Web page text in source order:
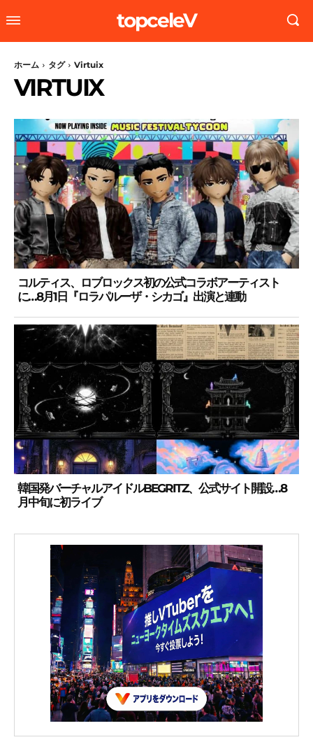
topceleV
ホーム タグ Virtuix
VIRTUIX
コルティス、ロブロックス初の公式コラボアーティスト
に…8月1日『ロラパルーザ・シカゴ』出演と連動
韓国発バーチャルアイドルBEGRITZ、公式サイト開設…8
月中旬に初ライブ